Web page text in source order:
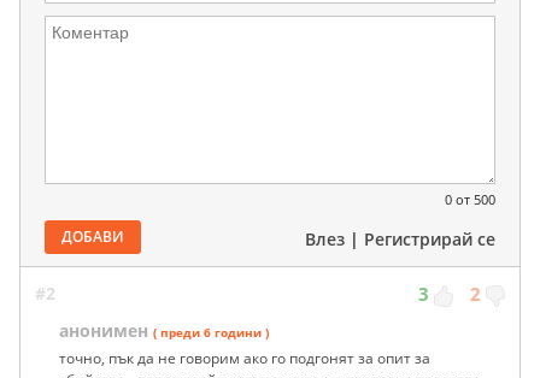
0 от 500
ДОБАВИ Влез | Регистрирай се
#2 3 2
анонимен ( преди 6 години )
точно, пък да не говорим ако го подгонят за опит за